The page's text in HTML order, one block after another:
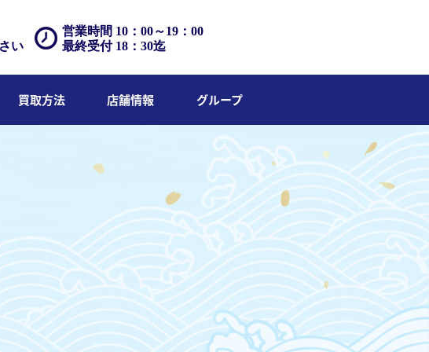
営業時間 10：00～19：00
最終受付 18：30迄
い
買取方法 店舗情報 グループ